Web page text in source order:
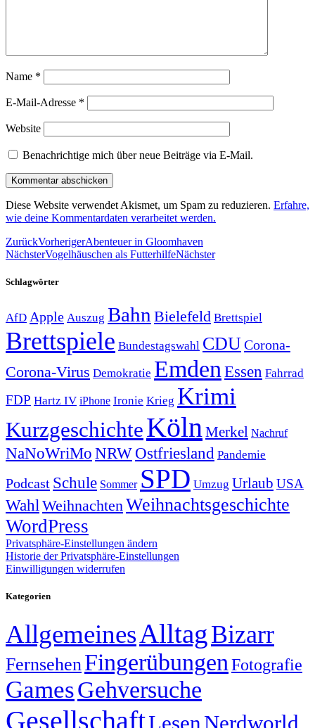
Name *
E-Mail-Adresse *
Website
Benachrichtige mich über neue Beiträge via E-Mail.
Diese Website verwendet Akismet, um Spam zu reduzieren. Erfahre,
wie deine Kommentardaten verarbeitet werden.
ZurückVorherigerAbenteuer in Gloomhaven
NächsterVogelhäuschen als FutterhilfeNächster
Schlagwörter
AfD Apple Auszug Bahn Bielefeld Brettspiel
Brettspiele Bundestagswahl CDUCorona-
Corona-Virus Demokratie Emden Essen Fahrrad
FDP Hartz IV iPhone Ironie Krieg Krimi
KurzgeschichteKölnMerkel Nachruf
NaNoWriMo NRWOstfriesland Pandemie
Podcast Schule Sommer SPD Umzug Urlaub USA
Wahl WeihnachtenWeihnachtsgeschichte
WordPress
Privatsphäre-Einstellungen ändern
Historie der Privatsphäre-Einstellungen
Einwilligungen widerrufen
Kategorien
AllgemeinesAlltagBizarr
FernsehenFingerübungenFotografie
GamesGehversuche
GesellschaftLesen Nerdworld